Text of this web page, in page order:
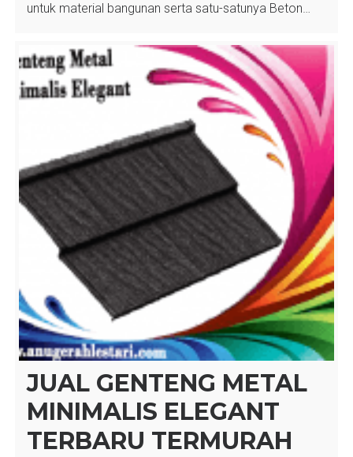
untuk material bangunan serta satu-satunya Beton…
JUAL GENTENG METAL
MINIMALIS ELEGANT
TERBARU TERMURAH